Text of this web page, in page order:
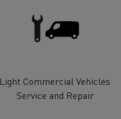
Light Commercial Vehicles
Service and Repair